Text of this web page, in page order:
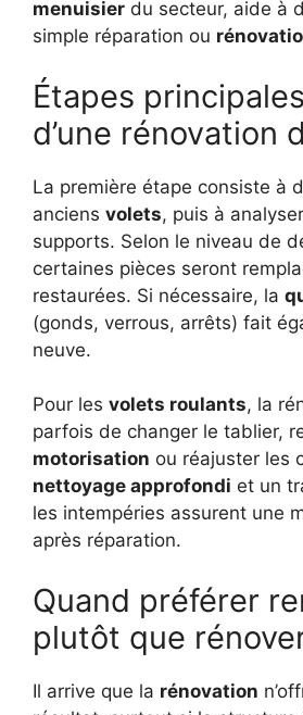
menuisier du secteur, aide à
simple réparation ou
Étapes
d’une rénovation
La première étape consiste à
anciens volets, puis à
supports. Selon le niveau de
certaines pièces seront
restaurées. Si nécessaire, la
(gonds, verrous, arrêts) fait
neuve.
Pour les volets roulants, la
parfois de changer le tablier,
motorisation ou réajuster les
nettoyage approfondi et un
les intempéries assurent une
après réparation.
Quand préférer
plutôt que
Il arrive que la rénovation